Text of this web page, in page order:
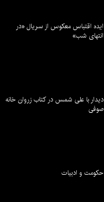
ایده اقتباس معکوس از سریال «در
انتهای شب»
دیدار با علی شمس در کتاب زروان خانه
صوفی
حکومت و ادبیات